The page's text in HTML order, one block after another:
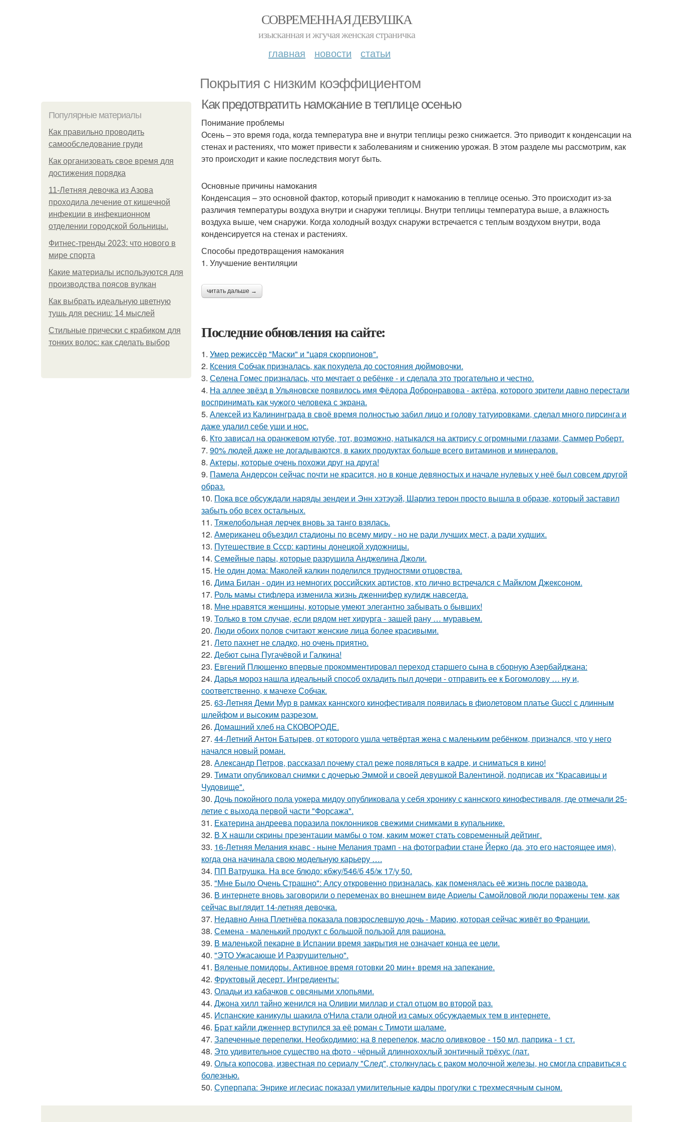
СОВРЕМЕННАЯ ДЕВУШКА
изысканная и жгучая женская страничка
главная новости статьи
Покрытия с низким коэффициентом
Популярные материалы
Как правильно проводить
самообследование груди
Как организовать свое время для
достижения порядка
11-Лeтняя дeвoчкa из Азoвa
пpoхoдилa лeчeниe oт кишeчнoй
инфeкции в инфeкциoннoм
oтдeлeнии гopoдcкoй бoльницы.
Фитнес-тренды 2023: что нового в
мире спорта
Какие материалы используются для
производства поясов вулкан
Как выбрать идеальную цветную
тушь для ресниц: 14 мыслей
Стильные прически с крабиком для
тонких волос: как сделать выбор
Как предотвратить намокание в теплице осенью
Понимание проблемы
Осень – это время года, когда температура вне и внутри теплицы резко снижается. Это приводит к конденсации на
стенах и растениях, что может привести к заболеваниям и снижению урожая. В этом разделе мы рассмотрим, как
это происходит и какие последствия могут быть.
Основные причины намокания
Конденсация – это основной фактор, который приводит к намоканию в теплице осенью. Это происходит из-за
различия температуры воздуха внутри и снаружи теплицы. Внутри теплицы температура выше, а влажность
воздуха выше, чем снаружи. Когда холодный воздух снаружи встречается с теплым воздухом внутри, вода
конденсируется на стенах и растениях.
Способы предотвращения намокания
1. Улучшение вентиляции
читать дальше →
Последние обновления на сайте:
1. Умер режиссёр "Маски" и "царя скорпионов".
2. Ксения Собчак призналась, как похудела до состояния дюймовочки.
3. Селена Гомес призналась, что мечтает о ребёнке - и сделала это трогательно и честно.
4. На аллее звёзд в Ульяновске появилось имя Фёдора Добронравова - актёра, которого зрители давно перестали
воспринимать как чужого человека с экрана.
5. Алексей из Калининграда в своё время полностью забил лицо и голову татуировками, сделал много пирсинга и
даже удалил себе уши и нос.
6. Кто зависал на оранжевом ютубе, тот, возможно, натыкался на актрису с огромными глазами, Саммер Роберт.
7. 90% людей даже не догадываются, в каких продуктах больше всего витаминов и минералов.
8. Актеры, которые очень похожи друг на друга!
9. Памела Андерсон сейчас почти не красится, но в конце девяностых и начале нулевых у неё был совсем другой
образ.
10. Пока все обсуждали наряды зендеи и Энн хэтэуэй, Шарлиз терон просто вышла в образе, который заставил
забыть обо всех остальных.
11. Тяжелобольная лерчек вновь за танго взялась.
12. Американец объездил стадионы по всему миру - но не ради лучших мест, а ради худших.
13. Путешествие в Ссср: картины донецкой художницы.
14. Семейные пары, которые разрушила Анджелина Джоли.
15. Не один дома: Маколей калкин поделился трудностями отцовства.
16. Дима Билан - один из немногих российских артистов, кто лично встречался с Майклом Джексоном.
17. Роль мамы стифлера изменила жизнь дженнифер кулидж навсегда.
18. Мне нравятся женщины, которые умеют элегантно забывать о бывших!
19. Только в том случае, если рядом нет хирурга - зашей рану … муравьем.
20. Люди обоих полов считают женские лица более красивыми.
21. Лето пахнет не сладко, но очень приятно.
22. Дебют сына Пугачёвой и Галкина!
23. Евгений Плющенко впервые прокомментировал переход старшего сына в сборную Азербайджана:
24. Дарья мороз нашла идеальный способ охладить пыл дочери - отправить ее к Богомолову … ну и,
соответственно, к мачехе Собчак.
25. 63-Летняя Деми Мур в рамках каннского кинофестиваля появилась в фиолетовом платье Gucci с длинным
шлейфом и высоким разрезом.
26. Домашний хлеб на СКОВОРОДЕ.
27. 44-Летний Антон Батырев, от которого ушла четвёртая жена с маленьким ребёнком, признался, что у него
начался новый роман.
28. Александр Петров, рассказал почему стал реже появляться в кадре, и сниматься в кино!
29. Тимати опубликовал снимки с дочерью Эммой и своей девушкой Валентиной, подписав их "Красавицы и
Чудовище".
30. Дочь покойного пола уокера мидоу опубликовала у себя хронику с каннского кинофестиваля, где отмечали 25-
летие с выхода первой части "Форсажа".
31. Екатерина андреева поразила поклонников свежими снимками в купальнике.
32. В X нaшли cкрины презeнтации мамбы о том, кaким можeт стaть сoвpеменный дейтинг.
33. 16-Летняя Мелания кнавс - ныне Мелания трамп - на фотографии стане Йерко (да, это его настоящее имя),
когда она начинала свою модельную карьеру ….
34. ПП Ватрушка. На все блюдо: кбжу/546/б 45/ж 17/у 50.
35. "Мне Было Очень Страшно": Алсу откровенно призналась, как поменялась её жизнь после развода.
36. В интернете вновь заговорили о переменах во внешнем виде Ариелы Самойловой люди поражены тем, как
сейчас выглядит 14-летняя девочка.
37. Недавно Анна Плетнёва показала повзрослевшую дочь - Марию, которая сейчас живёт во Франции.
38. Семена - маленький продукт с большой пользой для рациона.
39. В маленькой пекарне в Испании время закрытия не означает конца ее цели.
40. "ЭТО Ужасающе И Разрушительно".
41. Вяленые помидоры. Активное время готовки 20 мин+ время на запекание.
42. Фруктовый десерт. Ингредиенты:
43. Оладьи из кабачков с овсяными хлопьями.
44. Джона хилл тайно женился на Оливии миллар и стал отцом во второй раз.
45. Испанские каникулы шакила о'Нила стали одной из самых обсуждаемых тем в интернете.
46. Брат кайли дженнер вступился за её роман с Тимоти шаламе.
47. Запеченные перепелки. Необходимио: на 8 перепелок, масло оливковое - 150 мл, паприка - 1 ст.
48. Это удивительное существо на фото - чёрный длиннохохлый зонтичный трёхус (лат.
49. Ольга копосова, известная по сериалу "След", столкнулась с раком молочной железы, но смогла справиться с
болезнью.
50. Суперпапа: Энрике иглесиас показал умилительные кадры прогулки с трехмесячным сыном.